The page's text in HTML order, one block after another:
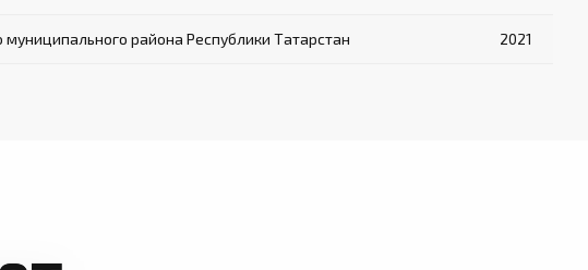
района Республики Татарстан 2021